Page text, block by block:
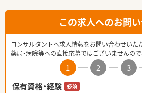
この求人へのお問
コンサルタントへ求人情報をお問い合わせいた
薬局・病院等への直接応募ではございませんので
1 2 3
保有資格・経験
必須